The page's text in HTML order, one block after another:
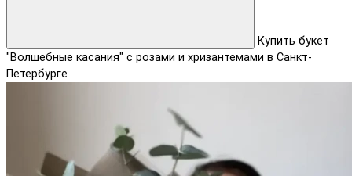
Купить букет
"Волшебные касания" с розами и хризантемами в Санкт-
Петербурге